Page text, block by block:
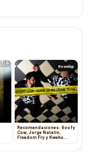
Roundup
Recomendaciones: Goofy
Cow, Jorge Natalin,
Freedom Fry y Kweku